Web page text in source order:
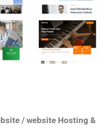
/ website Hosting &